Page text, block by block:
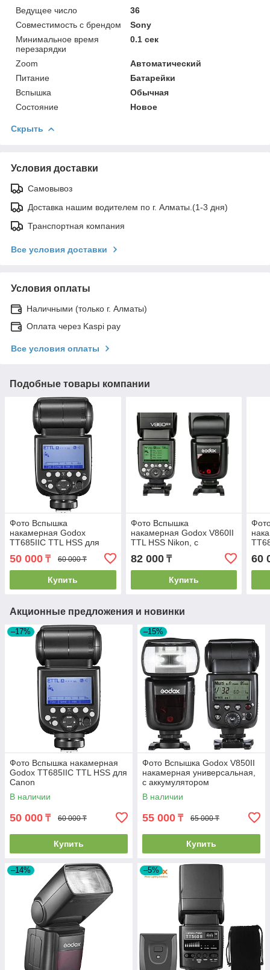
Ведущее число
36
Совместимость с брендом
Sony
Минимальное время
перезарядки
0.1 сек
Zoom
Автоматический
Питание
Батарейки
Вспышка
Обычная
Состояние
Новое
Скрыть
Условия доставки
Самовывоз
Доставка нашим водителем по г. Алматы.(1-3 дня)
Транспортная компания
Все условия доставки
Условия оплаты
Наличными (только г. Алматы)
Оплата через Kaspi pay
Все условия оплаты
Подобные товары компании
Фото Вспышка
накамерная Godox
TT685IIС TTL HSS для
50 000 ₸ 60 000 ₸
Купить
Фото Вспышка
накамерная Godox V860II
TTL HSS Nikon, с
аккумулятором
82 000₸
Купить
60
Акционные предложения и новинки
–17%
Фото Вспышка накамерная
Godox TT685IIС TTL HSS для
Canon
В наличии
50 000 ₸ 60 000 ₸
Купить
–15%
Фото Вспышка Godox V850II
накамерная универсальная,
с аккумулятором
В наличии
55 000 ₸ 65 000 ₸
Купить
–14% –5%